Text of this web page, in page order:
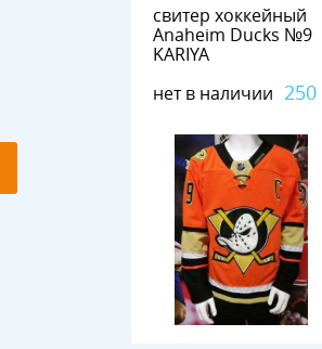
свитер хоккейный
Anaheim Ducks №9
KARIYA
нет в наличии